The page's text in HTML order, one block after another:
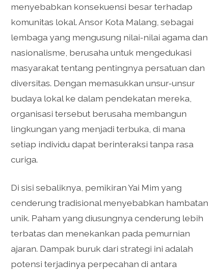
menyebabkan konsekuensi besar terhadap
komunitas lokal. Ansor Kota Malang, sebagai
lembaga yang mengusung nilai-nilai agama dan
nasionalisme, berusaha untuk mengedukasi
masyarakat tentang pentingnya persatuan dan
diversitas. Dengan memasukkan unsur-unsur
budaya lokal ke dalam pendekatan mereka,
organisasi tersebut berusaha membangun
lingkungan yang menjadi terbuka, di mana
setiap individu dapat berinteraksi tanpa rasa
curiga.
Di sisi sebaliknya, pemikiran Yai Mim yang
cenderung tradisional menyebabkan hambatan
unik. Paham yang diusungnya cenderung lebih
terbatas dan menekankan pada pemurnian
ajaran. Dampak buruk dari strategi ini adalah
potensi terjadinya perpecahan di antara